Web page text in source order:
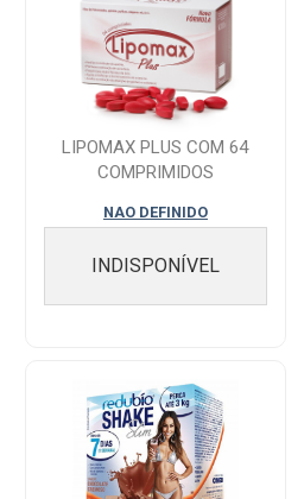
LIPOMAX PLUS COM 64
COMPRIMIDOS
NAO DEFINIDO
INDISPONÍVEL